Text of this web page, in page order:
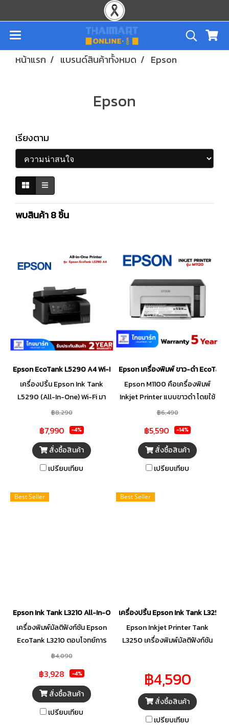
หน้าแรก แบรนด์สินค้าทั้งหมด Epson
Epson
เรียงตาม
พบสินค้า 8 ชิ้น
Epson EcoTank L5290 A4 Wi-Fi All-in-One Ink Tank Printer with
เครื่องปริ้น Epson Ink Tank
L5290 (All-In-One) Wi-Fi มา
พร้อมคุณสมบัติที่หลากหลาย
พิมพ์ สแกน ถ่ายสำเนาและแฟกซ์
ได้อย่างง่ายดาย ตอบโจทย์การใช้
งานทางธุรกิจได้อย่างลงตัว
รองรับการเชื่อมต่อที่หลากหลาย
Ethernet อีกทั้งยังสามารถสั่ง
฿8,290
฿7,990 -4%
สั่งซื้อสินค้า
เปรียบเทียบ
Epson เครื่องพิมพ์ ขาว-ดำ EcoTank
Epson M1100 คือเครื่องพิมพ์
Inkjet Printer แบบขาวดำ โดยใช้
หมึกอิงค์เจ็ทในการพิมพ์ แท็งค์
พิเศษ ป้องกันหมึกพิมพ์หกขณะ
เติมหมึก คุณภาพและความเร็ว
เทียบเท่าเครื่องพิมพ์เลเซอร์ มี
ฟังก์ชันเชื่อมต่อผ่าน Wi-Fi พร้อม
สูงสุดถึง 8 เครื่อง โดยไม่ต้องใช้
฿6,490
฿5,590 -14%
สั่งซื้อสินค้า
เปรียบเทียบ
Best Seller
Epson Ink Tank L3210 All-In-One Printer แถมฟรี! หมึกแท้ 4 ขวด
เครื่องพิมพ์มัลติฟังก์ชัน Epson
EcoTank L3210 ตอบโจทย์การ
พิมพ์ทางธุรกิจได้อย่างลงตัว ให้
และประหยัดค่าใช้จ่าย รองรับงาน
พิมพ์ได้สูงถึง 4,500 หน้า สำหรับ
งานพิมพ์ขาวดำ และ 7,500 หน้า
สำหรับงานพิมพ์สี อีกทั้งยัง
฿4,090
฿3,928 -4%
สั่งซื้อสินค้า
เปรียบเทียบ
Best Seller
เครื่องปริ้น Epson Ink Tank L3250
Epson Inkjet Printer Tank
L3250 เครื่องพิมพ์มัลติฟังก์ชัน
ประหยัดค่าใช้จ่าย รองรับงาน
พิมพ์ได้สูงถึง 4,500 หน้า อีกทั้ง
ยังสามารถพิมพ์แบบไร้ขอบได้ถึง
ขนาด 4R และการเติมหมึกที่ง่าย ไม่
฿4,590
สั่งซื้อสินค้า
เปรียบเทียบ